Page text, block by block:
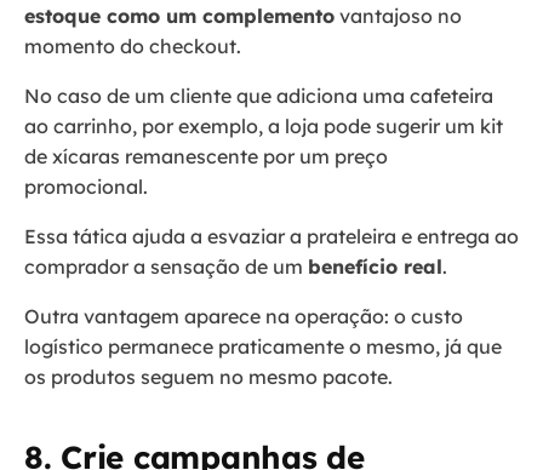
estoque como um complemento vantajoso no
momento do checkout.
No caso de um cliente que adiciona uma cafeteira
ao carrinho, por exemplo, a loja pode sugerir um kit
de xícaras remanescente por um preço
promocional.
Essa tática ajuda a esvaziar a prateleira e entrega ao
comprador a sensação de um benefício real.
Outra vantagem aparece na operação: o custo
logístico permanece praticamente o mesmo, já que
os produtos seguem no mesmo pacote.
8. Crie campanhas de